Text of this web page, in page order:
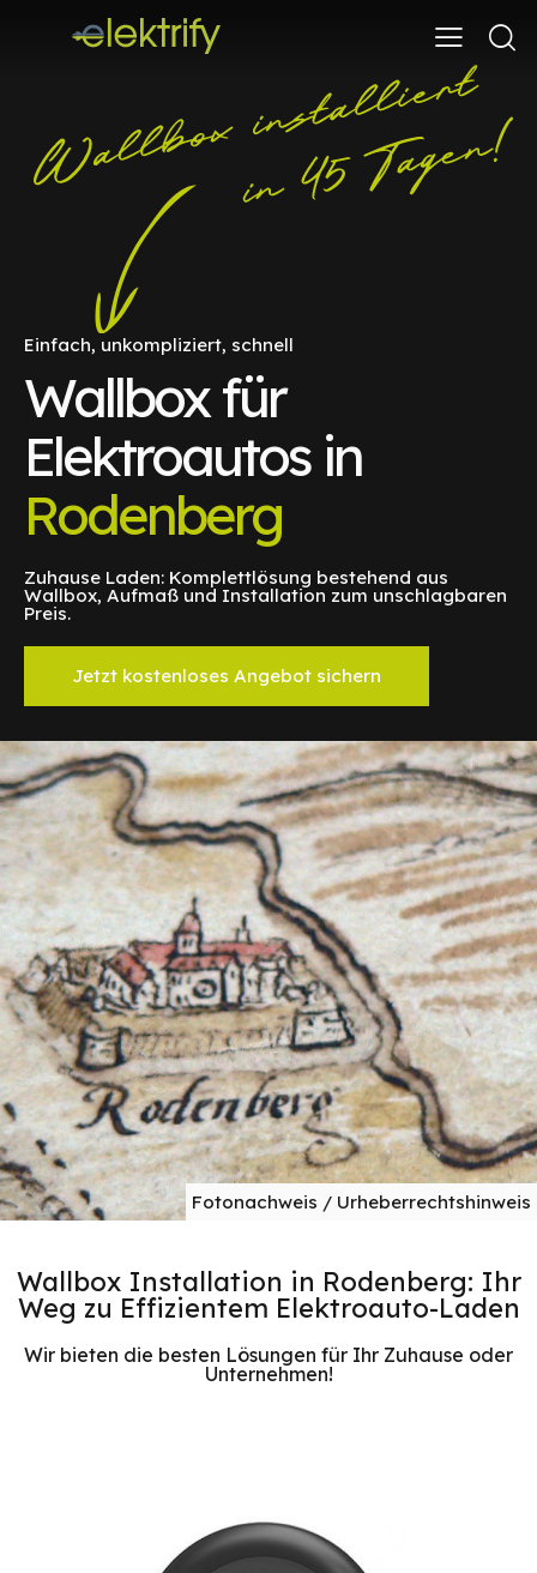
Einfach, unkompliziert, schnell
Wallbox für
Elektroautos in
Rodenberg
Zuhause Laden: Komplettlösung bestehend aus
Wallbox, Aufmaß und Installation zum unschlagbaren
Preis.
Jetzt kostenloses Angebot sichern
Fotonachweis / Urheberrechtshinweis
Wallbox Installation in Rodenberg: Ihr
Weg zu Effizientem Elektroauto-Laden
Wir bieten die besten Lösungen für Ihr Zuhause oder
Unternehmen!